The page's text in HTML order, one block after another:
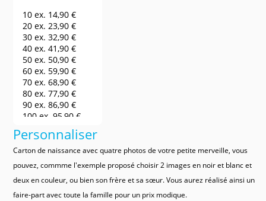
10 ex. 14,90 €
20 ex.23,90 €
30 ex.32,90 €
40 ex.41,90 €
50 ex. 50,90 €
60 ex. 59,90 €
70 ex.68,90 €
80 ex.77,90 €
90 ex.86,90 €
100 ex.95,90 €
140,90 €
200 ex.185,90 €
250 ex.230,90 €
275,90 €
400 ex.
500 ex.365,90 €
600 ex.410,90 €
Personnaliser
Carton de naissance avec quatre photos de votre petite merveille, vous
pouvez, commme l'exemple proposé choisir 2 images en noir et blanc et
deux en couleur, ou bien son frère et sa sœur. Vous aurez réalisé ainsi un
faire-part avec toute la famille pour un prix modique.